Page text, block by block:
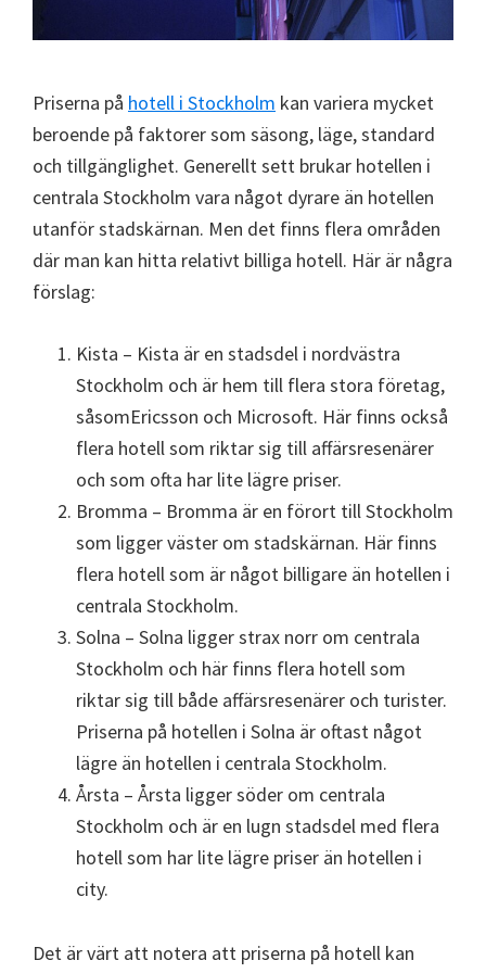
Priserna på hotell i Stockholm kan variera mycket
beroende på faktorer som säsong, läge, standard
och tillgänglighet. Generellt sett brukar hotellen i
centrala Stockholm vara något dyrare än hotellen
utanför stadskärnan. Men det finns flera områden
där man kan hitta relativt billiga hotell. Här är några
förslag:
Kista – Kista är en stadsdel i nordvästra
Stockholm och är hem till flera stora företag,
såsomEricsson och Microsoft. Här finns också
flera hotell som riktar sig till affärsresenärer
och som ofta har lite lägre priser.
Bromma – Bromma är en förort till Stockholm
som ligger väster om stadskärnan. Här finns
flera hotell som är något billigare än hotellen i
centrala Stockholm.
Solna – Solna ligger strax norr om centrala
Stockholm och här finns flera hotell som
riktar sig till både affärsresenärer och turister.
Priserna på hotellen i Solna är oftast något
lägre än hotellen i centrala Stockholm.
Årsta – Årsta ligger söder om centrala
Stockholm och är en lugn stadsdel med flera
hotell som har lite lägre priser än hotellen i
city.
Det är värt att notera att priserna på hotell kan